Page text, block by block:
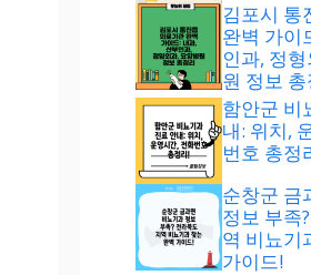
김포시 통
완벽 가이
인과, 정
원 정보 총
함안군 비
내: 위치,
번호 총정
순창군 금
정보 부족
역 비뇨기
가이드!